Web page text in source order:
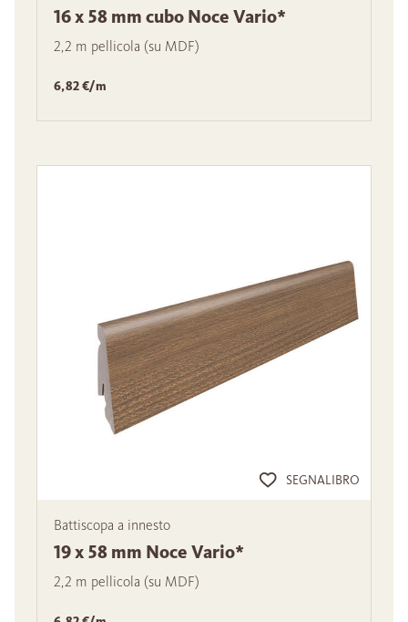
16 x 58 mm cubo Noce Vario*
2,2 m pellicola (su MDF)
6,82 €/m
SEGNALIBRO
Battiscopa a innesto
19 x 58 mm Noce Vario*
2,2 m pellicola (su MDF)